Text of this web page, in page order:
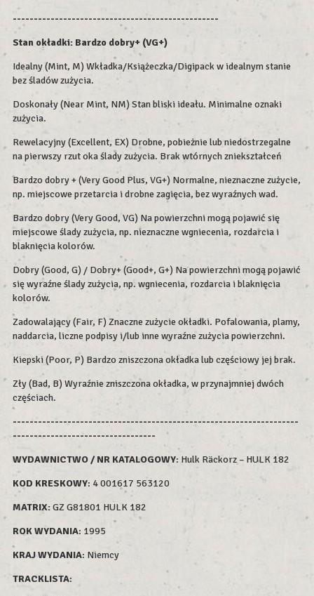
-------------------------------------------------
Stan okładki: Bardzo dobry+ (VG+)
Idealny (Mint, M) Wkładka/Książeczka/Digipack w idealnym stanie
bez śladów zużycia.
Doskonały (Near Mint, NM) Stan bliski ideału. Minimalne oznaki
zużycia.
Rewelacyjny (Excellent, EX) Drobne, pobieżnie lub niedostrzegalne
na pierwszy rzut oka ślady zużycia. Brak wtórnych zniekształceń
Bardzo dobry + (Very Good Plus, VG+) Normalne, nieznaczne zużycie,
np. miejscowe przetarcia i drobne zagięcia, bez wyraźnych wad.
Bardzo dobry (Very Good, VG) Na powierzchni mogą pojawić się
miejscowe ślady zużycia, np. nieznaczne wgniecenia, rozdarcia i
blaknięcia kolorów.
Dobry (Good, G) / Dobry+ (Good+, G+) Na powierzchni mogą pojawić
się wyraźne ślady zużycia, np. wgniecenia, rozdarcia i blaknięcia
kolorów.
Zadowalający (Fair, F) Znaczne zużycie okładki. Pofalowania, plamy,
naddarcia, liczne podpisy i/lub inne wyraźne zużycia powierzchni.
Kiepski (Poor, P) Bardzo zniszczona okładka lub częściowy jej brak.
Zły (Bad, B) Wyraźnie zniszczona okładka, w przynajmniej dwóch
częściach.
--------------------------------------------------------------------
----------------------------------
WYDAWNICTWO / NR KATALOGOWY: Hulk Räckorz – HULK 182
KOD KRESKOWY: 4 001617 563120
MATRIX:GZ G81801 HULK 182
ROK WYDANIA: 1995
KRAJ WYDANIA: Niemcy
TRACKLISTA: